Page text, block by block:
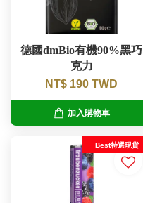
德國dmBio有機90%黑巧
克力
NT$ 190 TWD
加入購物車
Best特選現貨